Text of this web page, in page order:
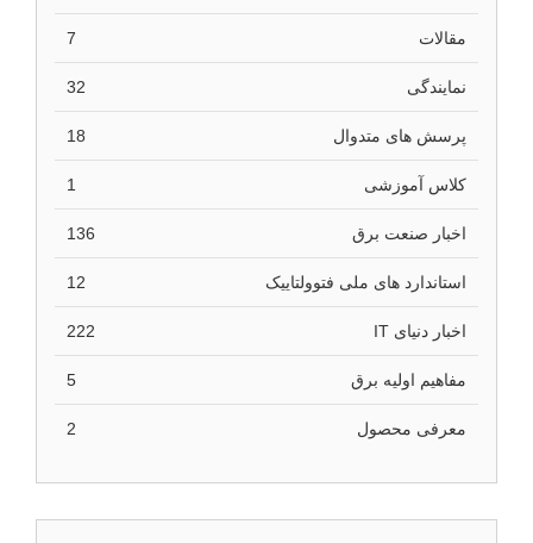
مقالات 7
نمایندگی 32
پرسش های متدوال 18
کلاس آموزشی 1
اخبار صنعت برق 136
استاندارد های ملی فتوولتاییک 12
اخبار دنیای IT 222
مفاهیم اولیه برق 5
معرفی محصول 2